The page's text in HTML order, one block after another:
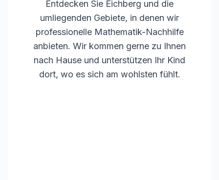
Entdecken Sie Eichberg und die
umliegenden Gebiete, in denen wir
professionelle Mathematik-Nachhilfe
anbieten. Wir kommen gerne zu Ihnen
nach Hause und unterstützen Ihr Kind
dort, wo es sich am wohlsten fühlt.